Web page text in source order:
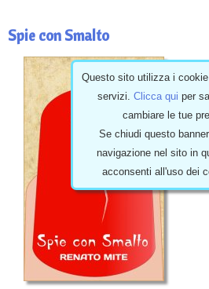
Spie con Smalto
Questo sito utilizza i
servizi.Clicca qui per
cambiare le tue
Se chiudi questo
navigazione nel sito in
acconsenti all'uso dei